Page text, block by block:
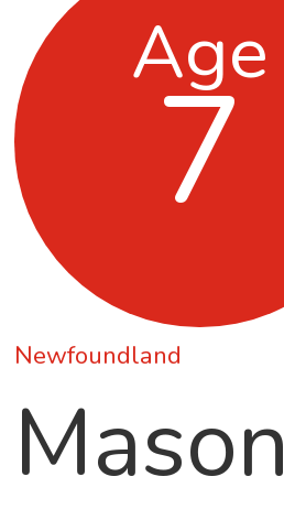
Age
7
Newfoundland
Mason